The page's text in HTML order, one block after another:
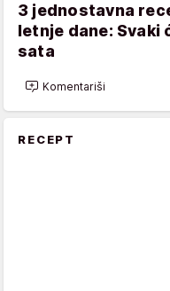
3 jednostavna
letnje dane: Svaki
sata
Komentariši
RECEPT